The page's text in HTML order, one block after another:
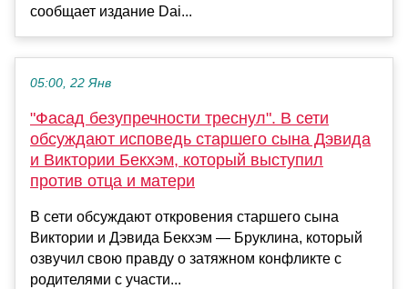
сообщает издание Dai...
05:00, 22 Янв
"Фасад безупречности треснул". В сети
обсуждают исповедь старшего сына Дэвида
и Виктории Бекхэм, который выступил
против отца и матери
В сети обсуждают откровения старшего сына
Виктории и Дэвида Бекхэм — Бруклина, который
озвучил свою правду о затяжном конфликте с
родителями с участи...